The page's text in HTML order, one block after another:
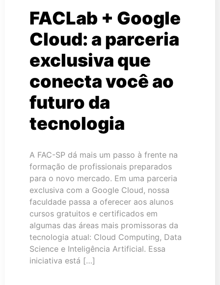
FACLab + Google
Cloud: a parceria
exclusiva que
conecta você ao
futuro da
tecnologia
A FAC-SP dá mais um passo à frente na
formação de profissionais preparados
para o novo mercado. Em uma parceria
exclusiva com a Google Cloud, nossa
faculdade passa a oferecer aos alunos
cursos gratuitos e certificados em
algumas das áreas mais promissoras da
tecnologia atual: Cloud Computing, Data
Science e Inteligência Artificial. Essa
iniciativa está […]